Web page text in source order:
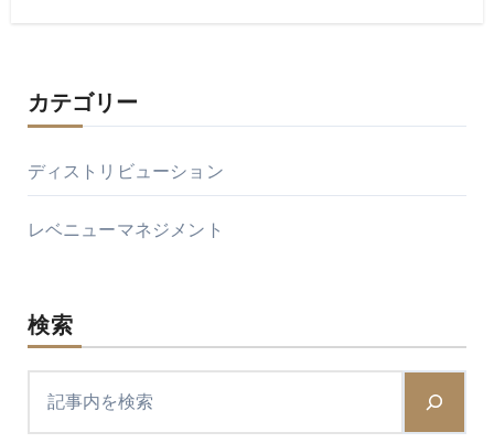
ン
カテゴリー
ディストリビューション
レベニューマネジメント
検索